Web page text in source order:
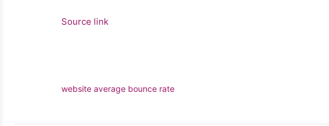
Source link
website average bounce rate